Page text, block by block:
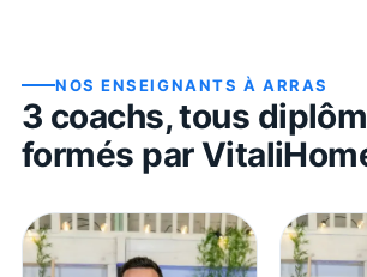
NOS ENSEIGNANTS ÀARRAS
3 coachs, tous
formés par